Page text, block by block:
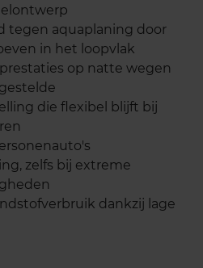
tegen aquaplaning door
in het loopvlak
op natte wegen
die flexibel blijft bij
zelfs bij extreme
dankzij lage